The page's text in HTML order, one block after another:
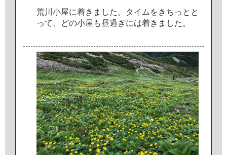
荒川 小屋に着き ま した 。 タイ ム をき ち っ と と
って どの小屋 も昼過 ぎには着き ま した 。